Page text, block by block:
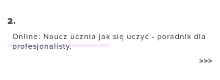
2.
Online: Naucz ucznia jak się uczyć - poradnik dla
profesjonalisty.
>>>